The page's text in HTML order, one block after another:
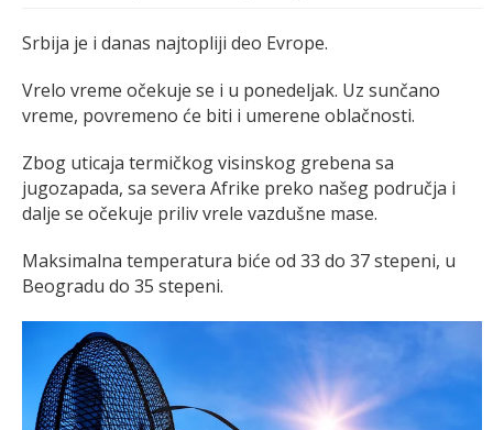
Srbija je i danas najtopliji deo Evrope.
Vrelo vreme očekuje se i u ponedeljak. Uz sunčano
vreme, povremeno će biti i umerene oblačnosti.
Zbog uticaja termičkog visinskog grebena sa
jugozapada, sa severa Afrike preko našeg područja i
dalje se očekuje priliv vrele vazdušne mase.
Maksimalna temperatura biće od 33 do 37 stepeni, u
Beogradu do 35 stepeni.